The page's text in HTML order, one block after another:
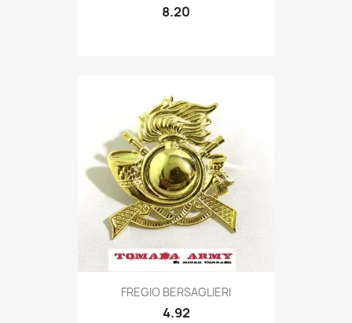
8.20
Quick view
FREGIO BERSAGLIERI
4.92